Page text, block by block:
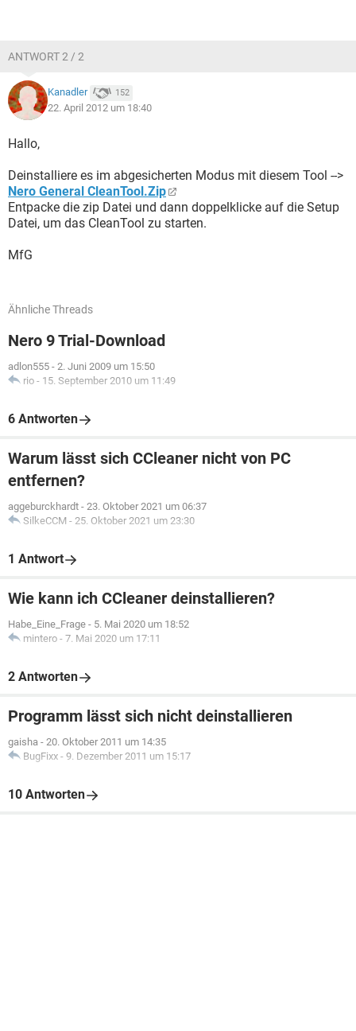
ANTWORT 2 / 2
Kanadler 152
22. April 2012 um 18:40
Hallo,
Deinstalliere es im abgesicherten Modus mit diesem Tool -->
Nero General CleanTool.Zip
Entpacke die zip Datei und dann doppelklicke auf die Setup
Datei, um das CleanTool zu starten.
MfG
Ähnliche Threads
Nero 9 Trial-Download
adlon555 - 2. Juni 2009 um 15:50
rio - 15. September 2010 um 11:49
6 Antworten
Warum lässt sich CCleaner nicht von PC
entfernen?
aggeburckhardt - 23. Oktober 2021 um 06:37
SilkeCCM - 25. Oktober 2021 um 23:30
1 Antwort
Wie kann ich CCleaner deinstallieren?
Habe_Eine_Frage - 5. Mai 2020 um 18:52
mintero - 7. Mai 2020 um 17:11
2 Antworten
Programm lässt sich nicht deinstallieren
gaisha - 20. Oktober 2011 um 14:35
BugFixx - 9. Dezember 2011 um 15:17
10 Antworten